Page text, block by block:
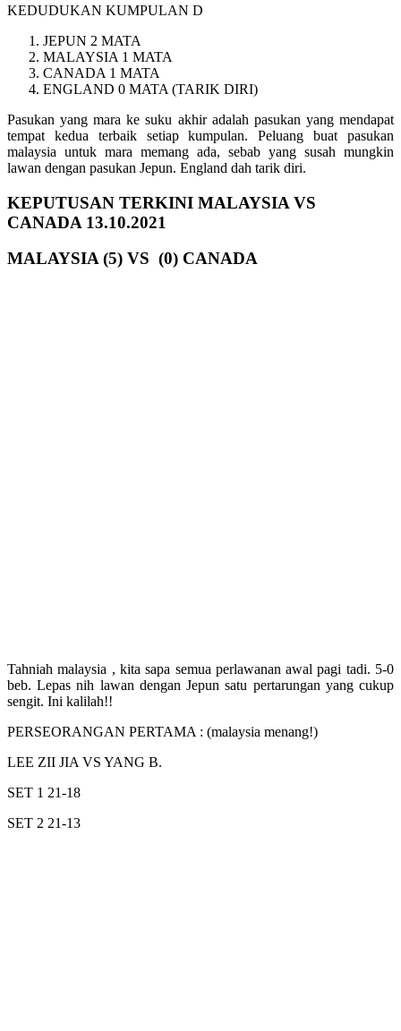
KEDUDUKAN KUMPULAN D
JEPUN 2 MATA
MALAYSIA 1 MATA
CANADA 1 MATA
ENGLAND 0 MATA (TARIK DIRI)
Pasukan yang mara ke suku akhir adalah pasukan yang mendapat
tempat kedua terbaik setiap kumpulan. Peluang buat pasukan
malaysia untuk mara memang ada, sebab yang susah mungkin
lawan dengan pasukan Jepun. England dah tarik diri.
KEPUTUSAN TERKINI MALAYSIA VS
CANADA 13.10.2021
MALAYSIA (5) VS (0) CANADA
Tahniah malaysia , kita sapa semua perlawanan awal pagi tadi. 5-0
beb. Lepas nih lawan dengan Jepun satu pertarungan yang cukup
sengit. Ini kalilah!!
PERSEORANGAN PERTAMA : (malaysia menang!)
LEE ZII JIA VS YANG B.
SET 1 21-18
SET 2 21-13